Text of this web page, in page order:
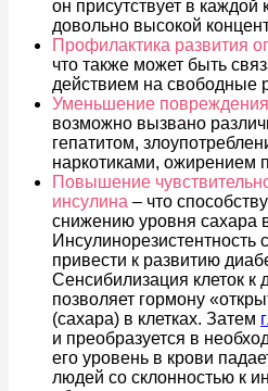
он присутствует в каждой
довольно высокой
Профилактика развития
что также может быть
действием на свободные
Уменьшение повреждения
возможно вызвано
гепатитом,
наркотиками, ожирением
Повышение
инсулина – что
снижению уровня сахара
привести к развитию
Сенсибилизация клеток к
позволяет гормону
(сахара) в клетках. Затем
и преобразуется в
его уровень в крови
людей со склонностью к